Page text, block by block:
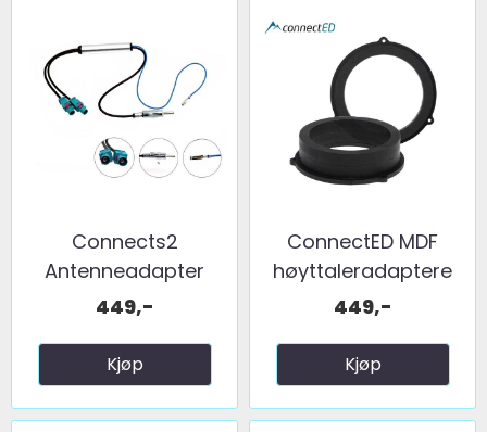
Connects2
Antenneadapter
(FM) 2 x fakra ...
449,-
Kjøp
ConnectED MDF
høyttaleradaptere
(165mm) ...
449,-
Kjøp